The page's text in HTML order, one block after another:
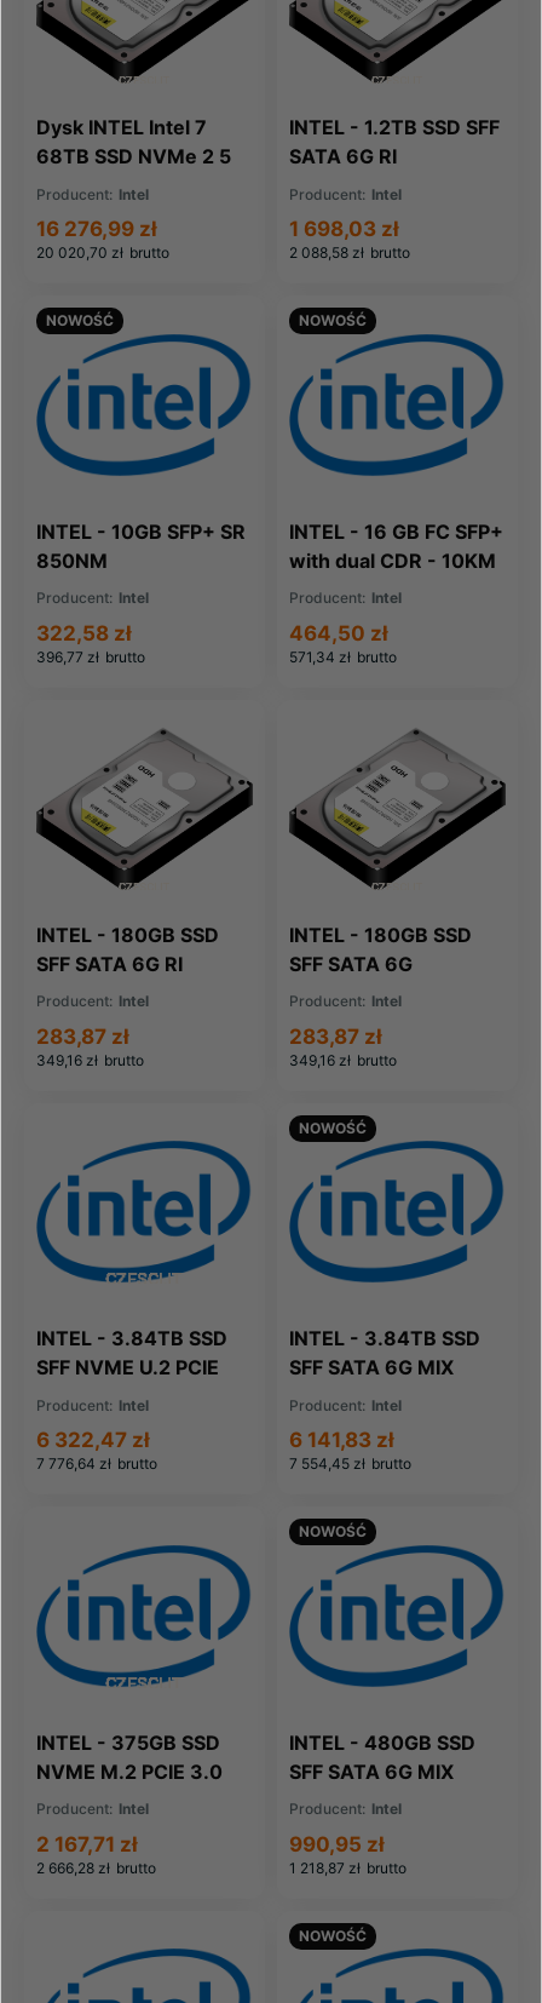
Dysk INTEL Intel 7
68TB SSD NVMe 2 5
RI P5500
(SSDPF2KX076T9K)
Producent: Intel
20 020,70 zł brutto
16 276,99 zł
INTEL - 1.2TB SSD SFF
SATA 6G RI
SSDSC2BB012T4
S3500
(SSDSC2BB012T4)
Producent: Intel
2 088,58 zł brutto
1 698,03 zł
INTEL - 10GB SFP+ SR
850NM
(FTLX8574D3BCV-I3)
Producent: Intel
396,77 zł brutto
322,58 zł
NOWOŚĆ
INTEL - 16 GB FC SFP+
with dual CDR - 10KM
LW (P1316G10R)
Producent: Intel
571,34 zł brutto
464,50 zł
NOWOŚĆ
INTEL - 180GB SSD
SFF SATA 6G RI
SSDSC2CW180A3
(SSDSC2CW180A3)
Producent: Intel
349,16 zł brutto
283,87 zł
INTEL - 180GB SSD
SFF SATA 6G
SSDSC2BW180A3
520 SERIES
(SSDSC2BW180A3)
Producent: Intel
349,16 zł brutto
283,87 zł
INTEL - 3.84TB SSD
SFF NVME U.2 PCIE
4.0 RI
SSDPF2KX038T1O
D7-P5520
Producent: Intel
7 776,64 zł brutto
6 322,47 zł
INTEL - 3.84TB SSD
SFF SATA 6G MIX
SSDSC2KG038TZ
S4620
(SSDSC2KG038TZ)
Producent: Intel
7 554,45 zł brutto
6 141,83 zł
NOWOŚĆ
INTEL - 375GB SSD
NVME M.2 PCIE 3.0
60 DWPD
Intel3D XPointDC
Producent: Intel
2 666,28 zł brutto
2 167,71 zł
INTEL - 480GB SSD
SFF SATA 6G MIX
SSDSC2KG480G801
(SSDSC2KG480G801)
Producent: Intel
1 218,87 zł brutto
990,95 zł
NOWOŚĆ
NOWOŚĆ